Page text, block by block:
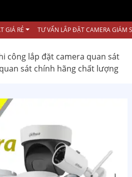
GIÁ RẺ TƯ VẤN LẮP ĐẶT CAMERA GIÁM
công lắp đặt camera quan sát
sát chính hãng chất lượng